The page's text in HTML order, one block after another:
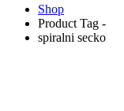
Shop
Product Tag -
spiralni secko